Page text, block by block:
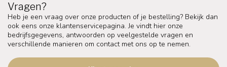
Vragen?
Heb je een vraag over onze producten of je bestelling? Bekijk dan
ook eens onze klantenservicepagina. Je vindt hier onze
bedrijfsgegevens, antwoorden op veelgestelde vragen en
verschillende manieren om contact met ons op te nemen.